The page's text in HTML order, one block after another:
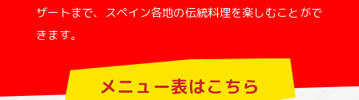
ザートまで、スペイン各地の伝統料理を楽しむことがで
きます。
メニュー表はこちら